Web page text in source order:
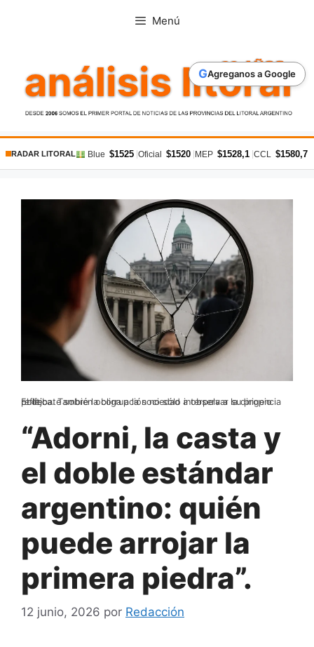
GAgreganos a Google
Menú
RADAR LITORAL Blue $1525 Oficial $1520 MEP $1528,1 CCL $1580,7
El debate sobre la corrupción no sólo interpela a la dirigencia política. También obliga a la sociedad a observar su propio reflejo.
“Adorni, la casta y
el doble estándar
argentino: quién
puede arrojar la
primera piedra”.
12 junio, 2026 por Redacción